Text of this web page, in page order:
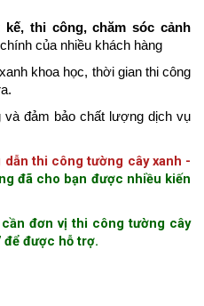
kế, thi công, chăm sóc cảnh
của nhiều khách hàng
khoa học, thời gian thi công
và đảm bảo chất lượng dịch vụ
dẫn thi công tường cây xanh -
đã cho bạn được nhiều kiến
đơn vị thi công tường cây
để được hỗ trợ.